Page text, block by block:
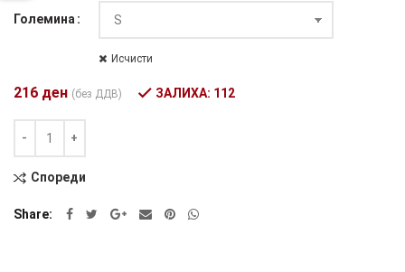
Големина
Исчисти
216 ден (без ДДВ) ЗАЛИХА: 112
Alternative:
Спореди
Share